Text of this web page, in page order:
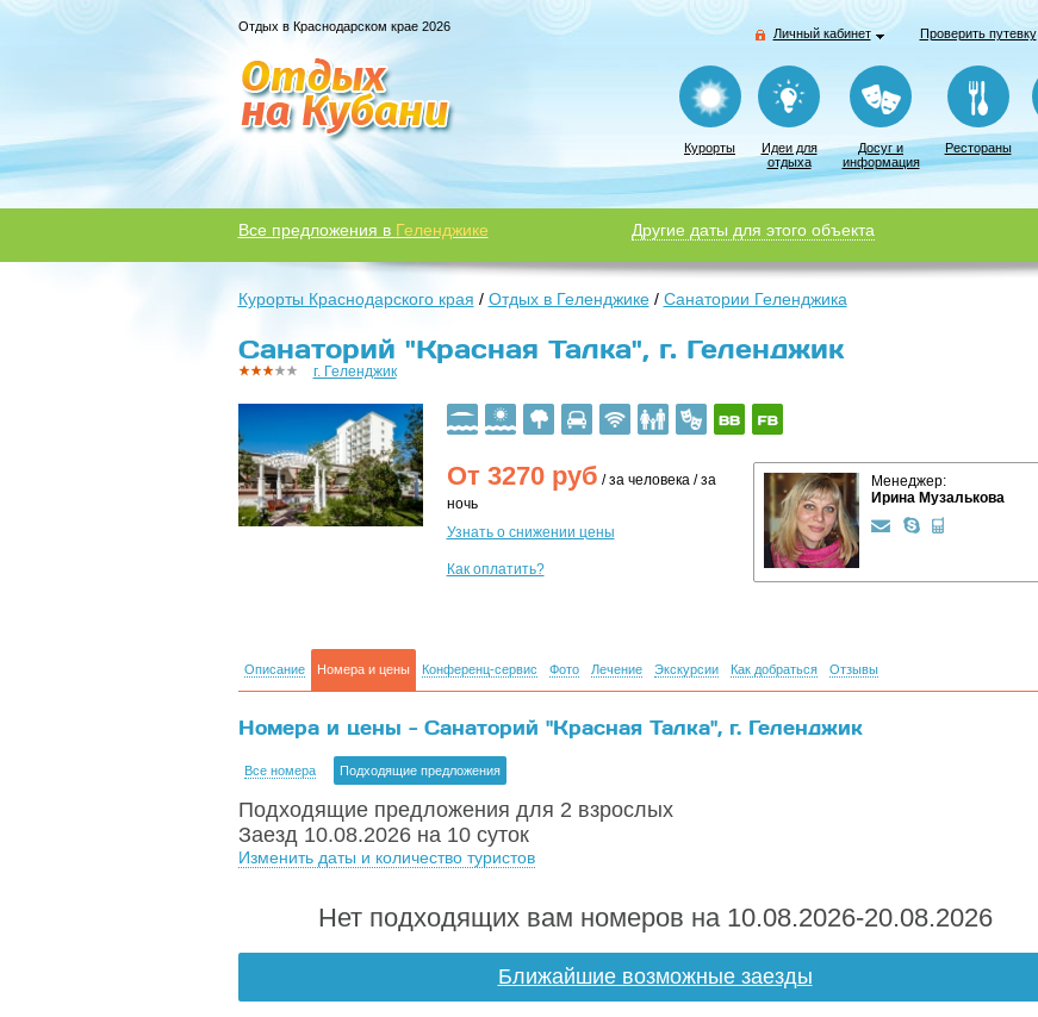
Отдых в Краснодарском крае 2026 Личный кабинет Проверить путевку
Курорты
Идеи для
отдыха
Досуг и
информация
Рестораны
Все предложения в Геленджике Другие даты для этого объекта
Курорты Краснодарского края / Отдых в Геленджике/ Санатории Геленджика
Санаторий "Красная Талка", г. Геленджик
г. Геленджик
От 3270руб / за человека / за
ночь
Узнать о снижении цены
Как оплатить?
Менеджер:
Ирина Музалькова
Описание Номера и цены Конференц-сервис Фото Лечение Экскурсии Как добраться Отзывы
Номера и цены - Санаторий "Красная Талка", г. Геленджик
Все номера Подходящие предложения
Подходящие предложения для 2 взрослых
Заезд 10.08.2026 на 10 суток
Изменить даты и количество туристов
Нет подходящих вам номеров на 10.08.2026-20.08.2026
Ближайшие возможные заезды